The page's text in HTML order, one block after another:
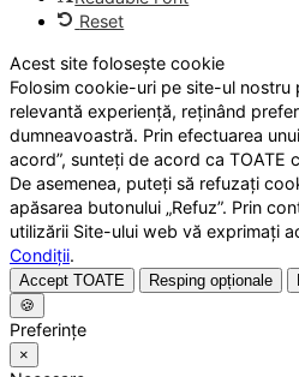
Reset
Acest site folosește cookie
Folosim cookie-uri pe site-ul nostru
relevantă experiență, reținând
dumneavoastră. Prin efectuarea
acord”, sunteți de acord ca TOATE
De asemenea, puteți să refuzați
apăsarea butonului „Refuz”. Prin
utilizării Site-ului web vă exprimați
Condiții.
Accept TOATE Resping opționale
🍪
Preferințe
×